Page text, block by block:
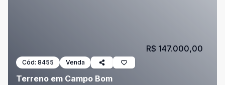
Cód: 8455 Venda
Terreno em Campo Bom
R$ 147.000,00